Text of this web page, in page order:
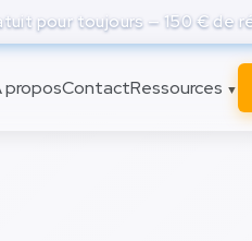
pour toujours — 150 € de
proposContactRessources ▼